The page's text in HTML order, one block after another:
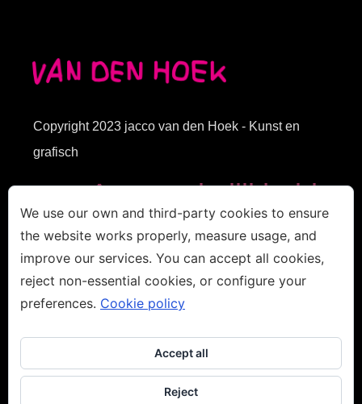
Copyright 2023 jacco van den Hoek - Kunst en
grafisch
Aansprakelijkheid
Privacy
beleid Cookies beleid
We use our own and third-party cookies to ensure
the website works properly, measure usage, and
improve our services. You can accept all cookies,
reject non-essential cookies, or configure your
preferences. Cookie policy
Accept all
Reject